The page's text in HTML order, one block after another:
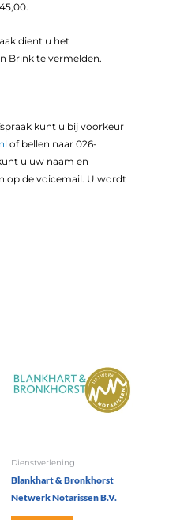
dient u het
Brink te vermelden.
kunt u bij voorkeur
of bellen naar 026-
u uw naam en
op de voicemail. U wordt
Dienstverlening
Blankhart & Bronkhorst
Netwerk Notarissen B.V.